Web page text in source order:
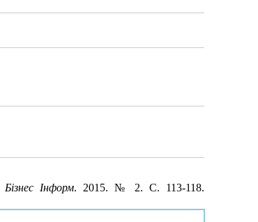
Бізнес Інформ. 2015. № 2. С. 113-118.